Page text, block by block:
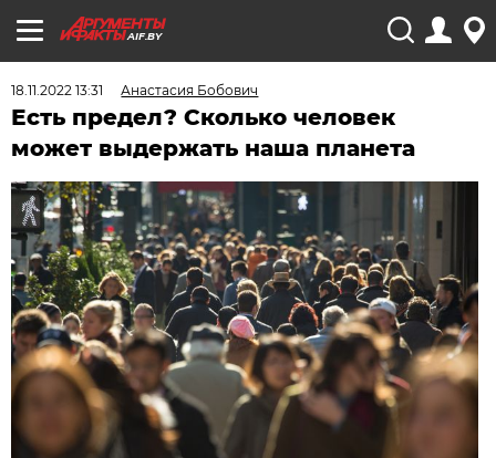
AIF.BY
18.11.2022 13:31 Анастасия Бобович
Есть предел? Сколько человек
может выдержать наша планета